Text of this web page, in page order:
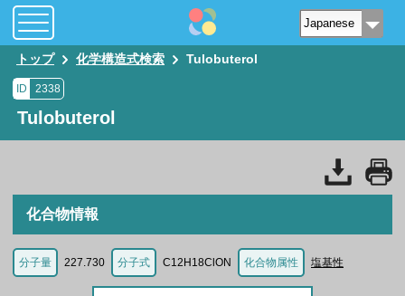
トップ 化学構造式検索 Tulobuterol
ID 2338
Tulobuterol
化合物情報
分子量 227.730 分子式 C12H18ClON 化合物属性 塩基性